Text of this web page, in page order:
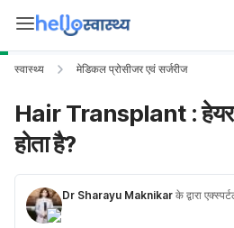
स्वास्थ्य मेडिकल प्रोसीजर एवं सर्जरीज
Hair Transplant : हेयर
होता है?
Dr Sharayu Maknikar के द्वारा